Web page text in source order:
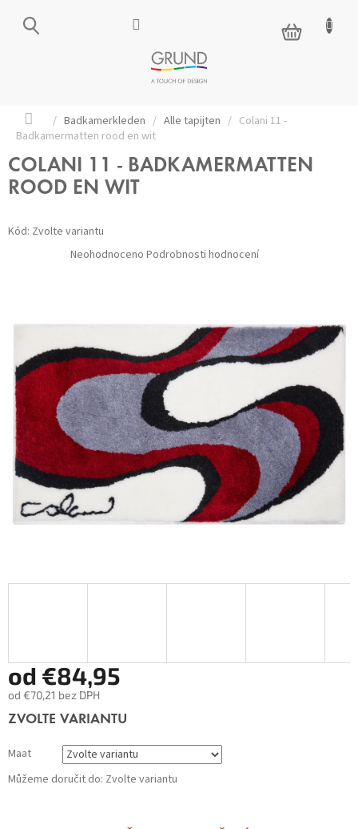
NÁKUPNÍ
KOŠÍK
Domů
/ Badkamerkleden / Alle tapijten / Colani 11 -
Badkamermatten rood en wit
COLANI 11 - BADKAMERMATTEN
ROOD EN WIT
Kód: Zvolte variantu
Průměrné
hodnocení
Neohodnoceno Podrobnosti hodnocení
od €84,95
od €70,21 bez DPH
Měrná
ZVOLTE VARIANTU
Maat
Můžeme doručit do: Zvolte variantu